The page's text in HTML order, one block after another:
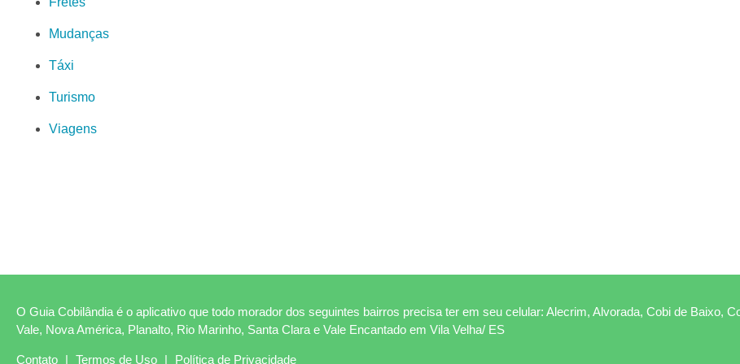
Mudanças
Táxi
Turismo
Viagens
O Guia Cobilândia é o aplicativo que todo morador dos seguintes bairros precisa ter em seu celular: Alecrim, Alvorada, Cobi de Baixo,
Vale, Nova América, Planalto, Rio Marinho, Santa Clara e Vale Encantado em Vila Velha/ ES
Contato | Termos de Uso | Política de Privacidade